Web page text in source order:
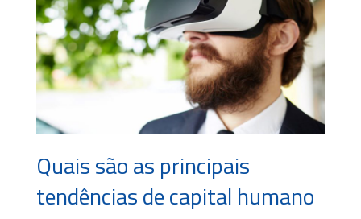
Quais são as principais
tendências de capital humano